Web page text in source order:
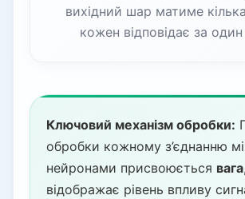
вихідний шар матиме кілька
кожен відповідає за
Ключовий механізм обробки:
обробки кожному з’єднанню
нейронами присвоюється вага
відображає рівень впливу